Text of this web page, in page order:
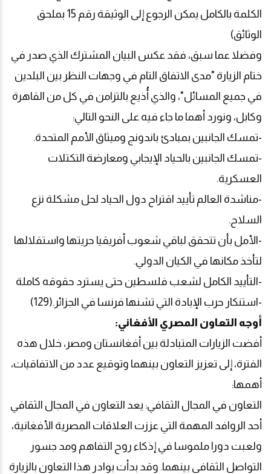
الكلمة بالكامل يمكن الرجوع إلى الوثيقة رقم 15 بملحق
الوثائق)
وفضلا عما سبق، فقد عكس البيان المشترك الذي صدر في
ختام الزيارة "مدى الاتفاق التام في وجهات النظر بين البلدين
في جميع المسائل"، والذي أُذيع بالتزامن في كل من القاهرة
وكابل، ونورد أهما ما جاء فيه على النحو التالي:
-تمسك الجانبين بمبادئ باندونج وميثاق الأمم المتحدة.
-تمسك الجانبين بالحياد الإيجابي ومعارضة التكتلات
العسكرية.
-مناشدة العالم تأييد اقتراح دول الحياد لحل مشكلة نزع
السلاح.
-الأمل بأن تتحقق لباقي شعوب أفريقيا حريتها واستقلالها
لتأخذ مكانها في الكيان الدولي.
-التأييد الكامل لشعب فلسطين حتى يسترد حقوقه كاملة
-استنكار حرب الإبادة التي تشنها فرنسا في الجزائر.(129)
أوجه التعاون المصري الأفغاني:
أفضت الزيارات المتبادلة بين أفغانستان ومصر، خلال هذه
الفترة، إلى تعزيز التعاون بينهما وتوقيع عدد من الاتفاقيات،
أهمها:
التعاون في المجال الثقافي: يعد التعاون في المجال الثقافي
أحد الروافد المهمة التي عززت العلاقات المصرية الأفغانية،
ولعبت دورا ملموسا في إذكاء روح التفاهم ومد جسور
التواصل الثقافي بينهما. وقد بدأت بوادر هذا التعاون بالزيارة